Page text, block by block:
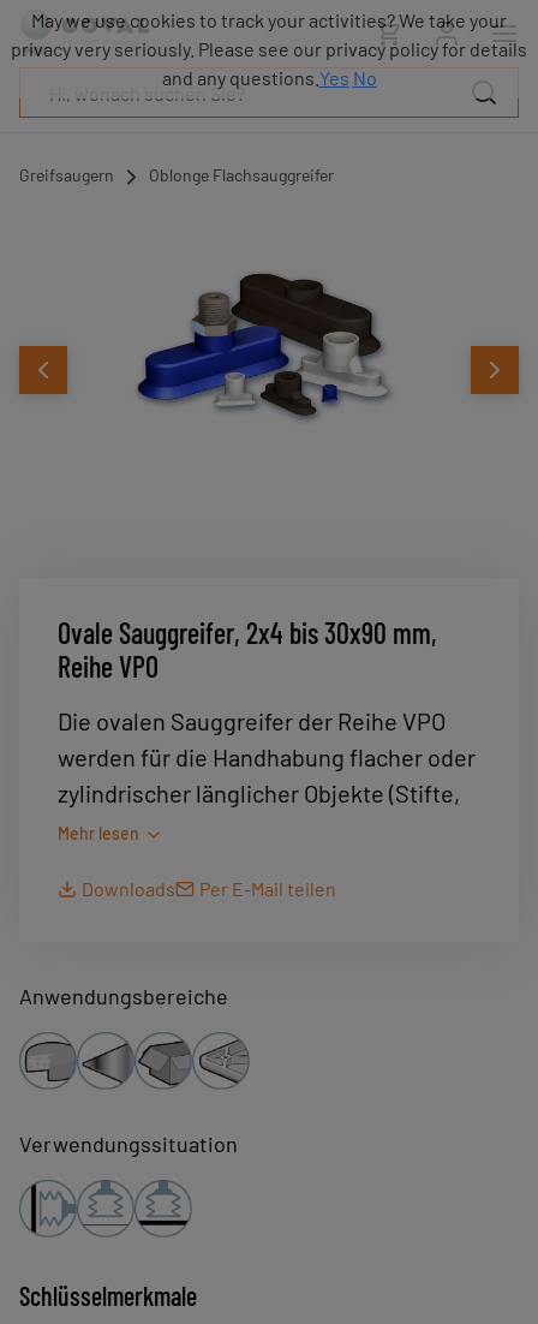
Greifsaugern Oblonge Flachsauggreifer
Ovale Sauggreifer, 2x4 bis 30x90 mm,
Reihe VPO
Die ovalen Sauggreifer der Reihe VPO
werden für die Handhabung flacher oder
zylindrischer länglicher Objekte (Stifte,
Tuben, Flaschen, Glühbirnen usw.)
nebenstehend zum Download.
Mehr lesen
Downloads Per E-Mail teilen
Anwendungsbereiche
Verwendungssituation
Schlüsselmerkmale
Produkte
Industrien
Ressourcen
May we use cookies to track your activities? We take your
privacy very seriously. Please see our privacy policy for details
and any questions. Yes No